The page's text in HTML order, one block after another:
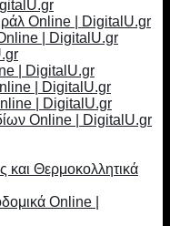
Online | DigitalU.gr
| DigitalU.gr
| DigitalU.gr
| DigitalU.gr
| DigitalU.gr
Online | DigitalU.gr
και Θερμοκολλητικά
Online |